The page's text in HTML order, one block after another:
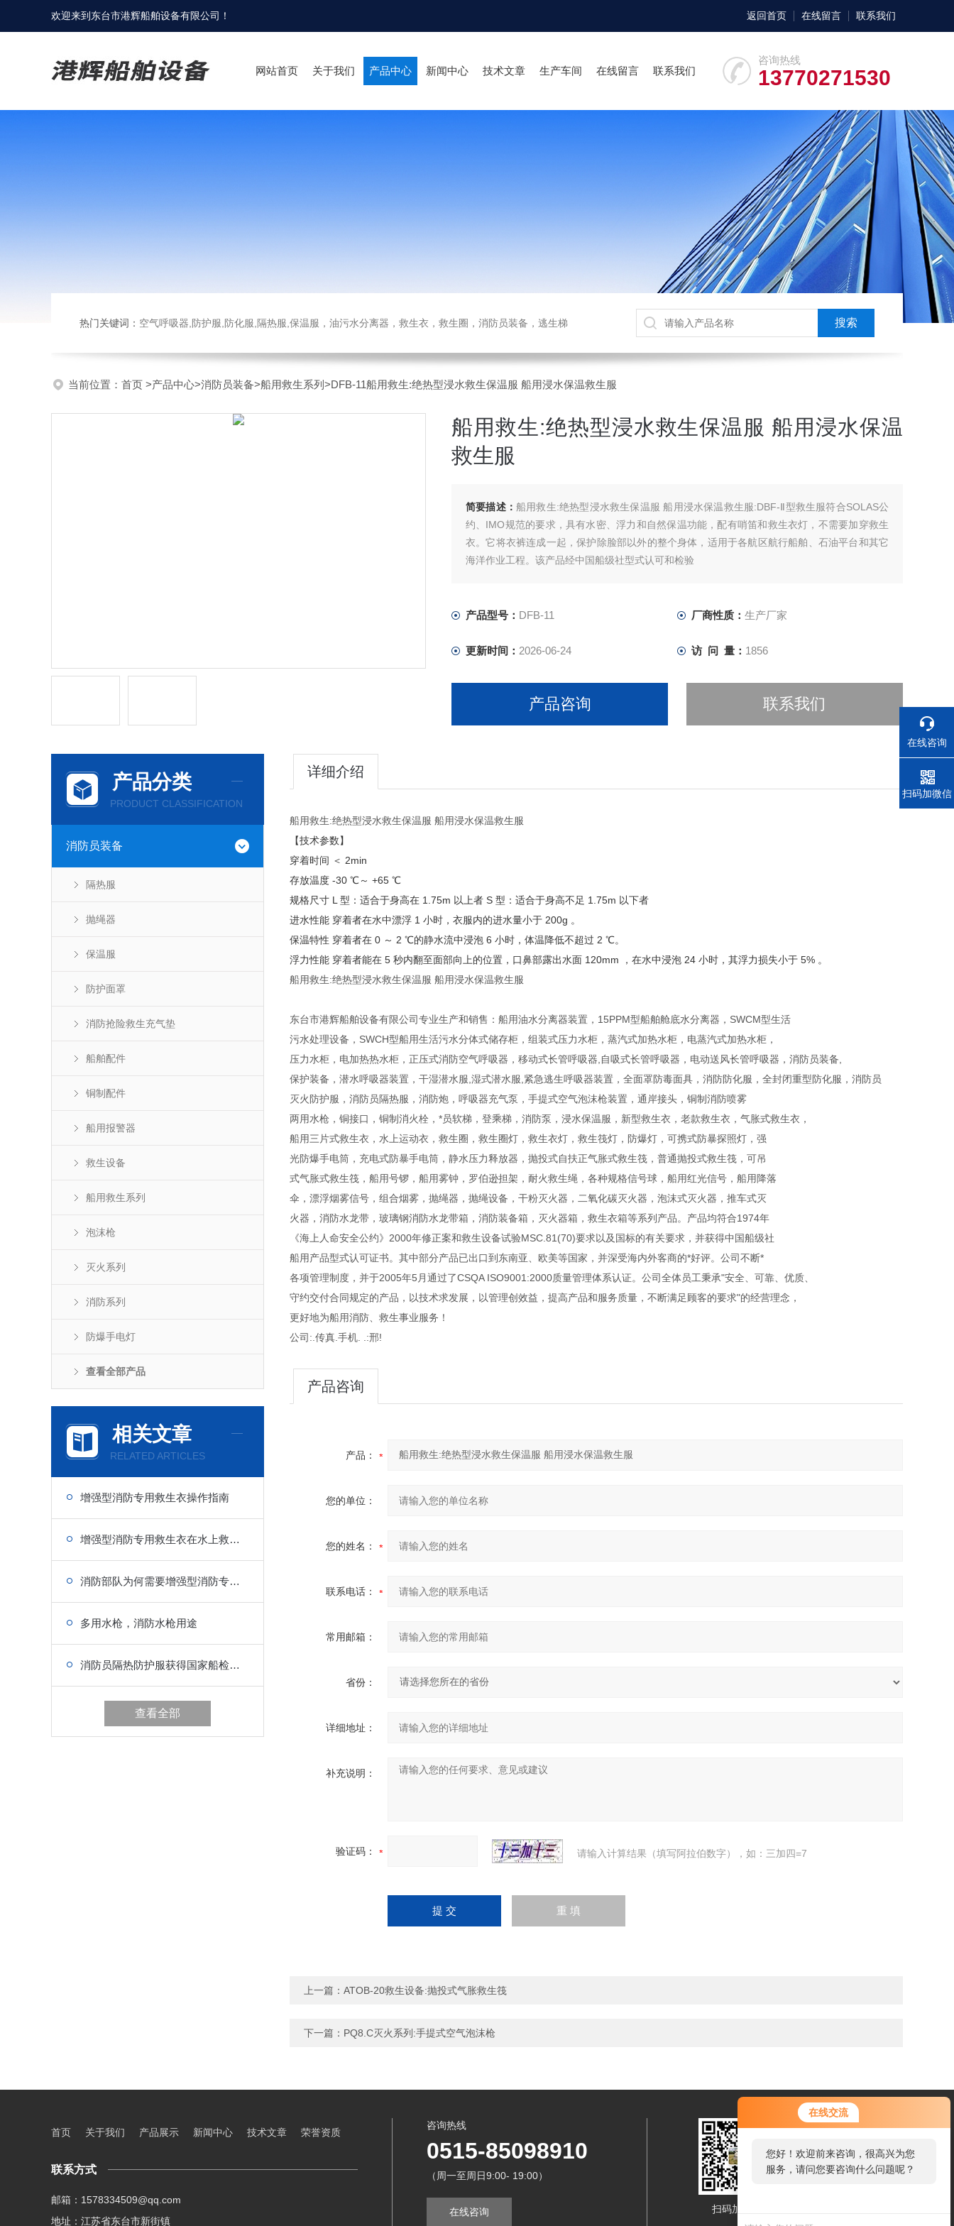
在线交流
您好！欢迎前来咨询，很高兴为您
服务，请问您要咨询什么问题呢？
欢迎来到 东台市港辉船舶设备有限公司 ！ 返回首页 在线留言 联系我们
咨询热线
13770271530
网站首页 关于我们 产品中心 新闻中心 技术文章 生产车间 在线留言 联系我们
热门关键词： 空气呼吸器,防护服,防化服,隔热服,保温服，油污水分离器，救生衣，救生圈，消防员装备，逃生梯
当前位置： 首页 >产品中心>消防员装备>船用救生系列 >DFB-11船用救生:绝热型浸水救生保温服 船用浸水保温救生服
船用救生:绝热型浸水救生保温服 船用浸水保温
救生服
简要描述：船用救生:绝热型浸水救生保温服 船用浸水保温救生服:DBF-Ⅱ型救生服符合SOLAS公
约、IMO规范的要求，具有水密、浮力和自然保温功能，配有哨笛和救生衣灯，不需要加穿救生
衣。它将衣裤连成一起，保护除脸部以外的整个身体，适用于各航区航行船舶、石油平台和其它
海洋作业工程。该产品经中国船级社型式认可和检验
产品型号： DFB-11 厂商性质： 生产厂家
更新时间： 2026-06-24 访 问 量： 1856
产品咨询 联系我们
产品分类
PRODUCT CLASSIFICATION
消防员装备
隔热服
抛绳器
保温服
防护面罩
消防抢险救生充气垫
船舶配件
铜制配件
船用报警器
救生设备
船用救生系列
泡沫枪
灭火系列
消防系列
防爆手电灯
查看全部产品
相关文章
RELATED ARTICLES
增强型消防专用救生衣操作指南
增强型消防专用救生衣在水上救援中的重要性
消防部队为何需要增强型消防专用救生衣
多用水枪，消防水枪用途
消防员隔热防护服获得国家船检局检验认可的船用产品证书
查看全部
详细介绍
船用救生:绝热型浸水救生保温服 船用浸水保温救生服
【技术参数】
穿着时间 ＜ 2min
存放温度 -30 ℃～ +65 ℃
规格尺寸 L 型：适合于身高在 1.75m 以上者 S 型：适合于身高不足 1.75m 以下者
进水性能 穿着者在水中漂浮 1 小时，衣服内的进水量小于 200g 。
保温特性 穿着者在 0 ～ 2 ℃的静水流中浸泡 6 小时，体温降低不超过 2 ℃。
浮力性能 穿着者能在 5 秒内翻至面部向上的位置，口鼻部露出水面 120mm ，在水中浸泡 24 小时，其浮力损失小于 5% 。
船用救生:绝热型浸水救生保温服 船用浸水保温救生服
东台市港辉船舶设备有限公司专业生产和销售：船用油水分离器装置，15PPM型船舶舱底水分离器，SWCM型生活
污水处理设备，SWCH型船用生活污水分体式储存柜，组装式压力水柜，蒸汽式加热水柜，电蒸汽式加热水柜，
压力水柜，电加热热水柜，正压式消防空气呼吸器，移动式长管呼吸器,自吸式长管呼吸器，电动送风长管呼吸器，消防员装备,
保护装备，潜水呼吸器装置，干湿潜水服,湿式潜水服,紧急逃生呼吸器装置，全面罩防毒面具，消防防化服，全封闭重型防化服，消防员
灭火防护服，消防员隔热服，消防炮，呼吸器充气泵，手提式空气泡沫枪装置，通岸接头，铜制消防喷雾
两用水枪，铜接口，铜制消火栓，*员软梯，登乘梯，消防泵，浸水保温服，新型救生衣，老款救生衣，气胀式救生衣，
船用三片式救生衣，水上运动衣，救生圈，救生圈灯，救生衣灯，救生筏灯，防爆灯，可携式防暴探照灯，强
光防爆手电筒，充电式防暴手电筒，静水压力释放器，抛投式自扶正气胀式救生筏，普通抛投式救生筏，可吊
式气胀式救生筏，船用号锣，船用雾钟，罗伯逊担架，耐火救生绳，各种规格信号球，船用红光信号，船用降落
伞，漂浮烟雾信号，组合烟雾，抛绳器，抛绳设备，干粉灭火器，二氧化碳灭火器，泡沫式灭火器，推车式灭
火器，消防水龙带，玻璃钢消防水龙带箱，消防装备箱，灭火器箱，救生衣箱等系列产品。产品均符合1974年
《海上人命安全公约》2000年修正案和救生设备试验MSC.81(70)要求以及国标的有关要求，并获得中国船级社
船用产品型式认可证书。其中部分产品已出口到东南亚、欧美等国家，并深受海内外客商的*好评。公司不断*
各项管理制度，并于2005年5月通过了CSQA ISO9001:2000质量管理体系认证。公司全体员工秉承"安全、可靠、优质、
守约交付合同规定的产品，以技术求发展，以管理创效益，提高产品和服务质量，不断满足顾客的要求"的经营理念，
更好地为船用消防、救生事业服务！
公司:.传真.手机. .:邢!
产品咨询
产品：
您的单位：
您的姓名：
联系电话：
常用邮箱：
省份：
详细地址：
补充说明：
验证码： 请输入计算结果（填写阿拉伯数字），如：三加四=7
上一篇： ATOB-20救生设备:抛投式气胀救生筏
下一篇： PQ8.C灭火系列:手提式空气泡沫枪
首页 关于我们 产品展示 新闻中心 技术文章 荣誉资质
联系方式
邮箱：1578334509@qq.com
地址：江苏省东台市新街镇
咨询热线
0515-85098910
（周一至周日9:00- 19:00）
在线咨询 扫码加微信
在线咨询
电话
扫码加微信